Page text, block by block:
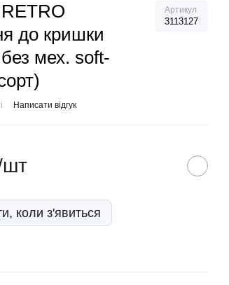
до кришки
мех. soft-
Артикул
3113127
Написати відгук
шт
коли з'явиться